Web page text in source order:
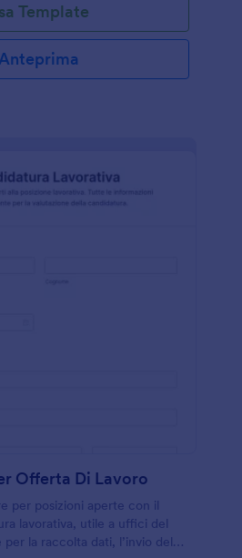
Template
Offerta Di Lavoro
per posizioni aperte con il
lavorativa, utile a uffici del
per la raccolta dati, l’invio del